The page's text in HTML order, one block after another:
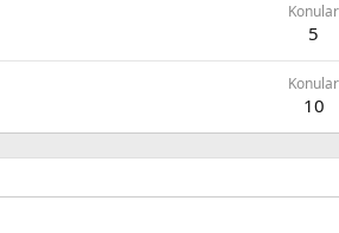
Konular
5
Konular
10